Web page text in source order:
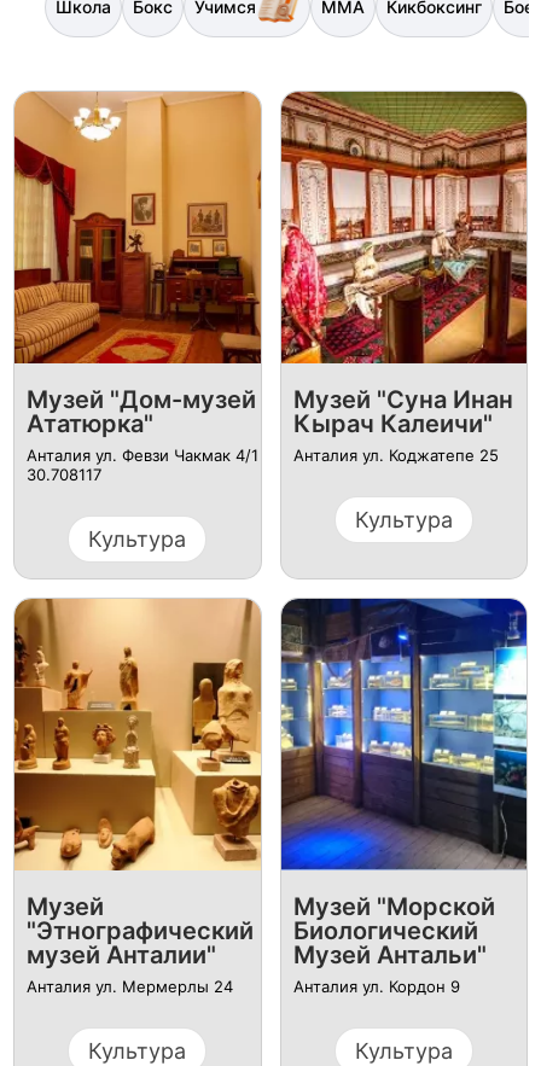
Школа Бокс Учимся ММА Кикбоксинг
Музей "Дом-музей
Ататюрка"
Анталия ул. Февзи Чакмак 4/1
30.708117
Культура
Музей "Суна Инан
Кырач Калеичи"
Анталия ул. Коджатепе 25
Культура
Музей
"Этнографический
музей Анталии"
Анталия ул. Мермерлы 24
Культура
Музей "Морской
Биологический
Музей Антальи"
Анталия ул. Кордон 9
Культура